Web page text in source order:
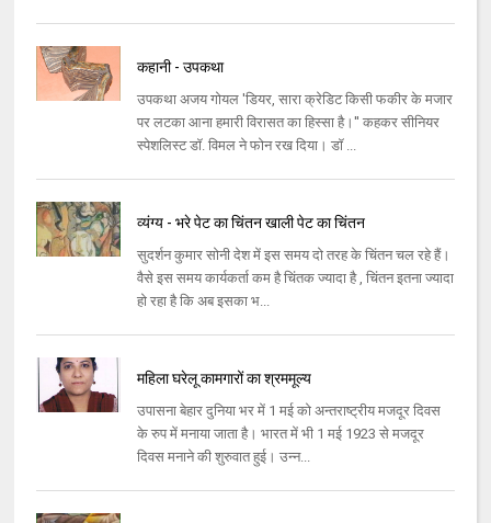
कहानी - उपकथा
उपकथा अजय गोयल 'डियर, सारा क्रेडिट किसी फकीर के मजार
पर लटका आना हमारी विरासत का हिस्सा है।'' कहकर सीनियर
स्पेशलिस्ट डॉ. विमल ने फोन रख दिया। डॉ ...
व्यंग्य - भरे पेट का चिंतन खाली पेट का चिंतन
सुदर्शन कुमार सोनी देश में इस समय दो तरह के चिंतन चल रहे हैं।
वैसे इस समय कार्यकर्ता कम है चिंतक ज्यादा है , चिंतन इतना ज्यादा
हो रहा है कि अब इसका भ...
महिला घरेलू कामगारों का श्रममूल्य
उपासना बेहार दुनिया भर में 1 मई को अन्तराष्ट्रीय मजदूर दिवस
के रुप में मनाया जाता है। भारत में भी 1 मई 1923 से मजदूर
दिवस मनाने की शुरुवात हुई। उन्न...